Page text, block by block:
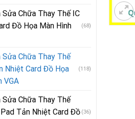
Sửa Chữa Thay Thế IC
Đồ Họa Màn Hình
(68)
Sửa Chữa Thay Thế
Nhiệt Card Đồ Họa
VGA
(118)
Sửa Chữa Thay Thế
Tản Nhiệt Card Đồ (36)